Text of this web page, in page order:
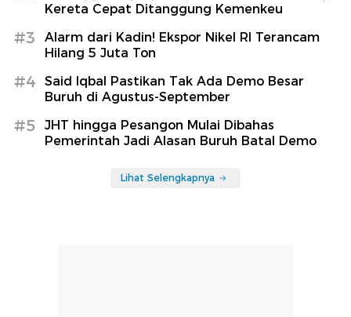
Kereta Cepat Ditanggung Kemenkeu
#3
Alarm dari Kadin! Ekspor Nikel RI Terancam
Hilang 5 Juta Ton
#4
Said Iqbal Pastikan Tak Ada Demo Besar
Buruh di Agustus-September
#5
JHT hingga Pesangon Mulai Dibahas
Pemerintah Jadi Alasan Buruh Batal Demo
Lihat Selengkapnya